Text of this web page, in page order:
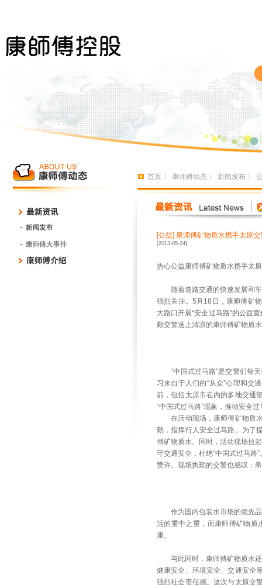
首页 〉 康师傅动态 〉 新闻发布 〉
[公益] 康师傅矿物质水携手太原
[2013-05-24]
热心公益康师傅矿物质水携手太
随着道路交通的快速发展和车
强烈关注。5月18日，康师傅矿
大路口开展“安全过马路”的公益
勤交警送上清凉的康师傅矿物质
“中国式过马路”是交警们每天
习来自于人们的“从众”心理和交
前，包括太原市在内的多地交通
“中国式过马路”现象，推动安全
在活动现场，康师傅矿物质水
勤，指挥行人安全过马路。为了
傅矿物质水。同时，活动现场拉
守交通安全，杜绝“中国式过马路
赞许。现场执勤的交警也感叹：
作为国内包装水市场的领先品
活的重中之重，而康师傅矿物质
康。
与此同时，康师傅矿物质水还
健康安全、环境安全、交通安全
强烈社会责任感。这次与太原交